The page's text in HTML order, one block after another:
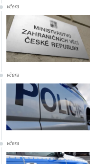
včera
včera
včera